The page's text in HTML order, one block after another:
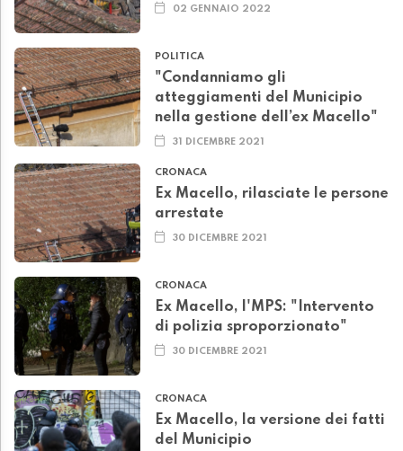
02 GENNAIO 2022
POLITICA
"Condanniamo gli
atteggiamenti del Municipio
nella gestione dell’ex Macello"
31 DICEMBRE 2021
CRONACA
Ex Macello, rilasciate le persone
arrestate
30 DICEMBRE 2021
CRONACA
Ex Macello, l'MPS: "Intervento
di polizia sproporzionato"
30 DICEMBRE 2021
CRONACA
Ex Macello, la versione dei fatti
del Municipio